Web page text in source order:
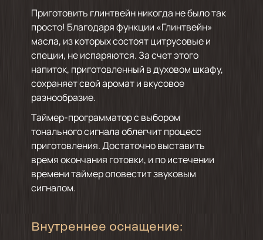
Приготовить глинтвейн никогда не было так
просто! Благодаря функции «Глинтвейн»
масла, из которых состоят цитрусовые и
специи, не испаряются. За счет этого
напиток, приготовленный в духовом шкафу,
сохраняет свой аромат и вкусовое
разнообразие.
Таймер-программатор с выбором
тонального сигнала облегчит процесс
приготовления. Достаточно выставить
время окончания готовки, и по истечении
времени таймер оповестит звуковым
сигналом.
Внутреннее оснащение: